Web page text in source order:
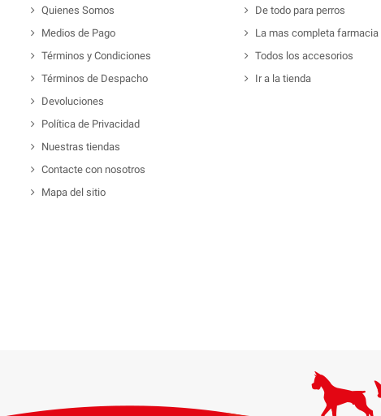
Quienes Somos
Medios de Pago
Términos y Condiciones
Términos de Despacho
Devoluciones
Política de Privacidad
Nuestras tiendas
Contacte con nosotros
Mapa del sitio
De todo para perros
La mas completa farmacia
Todos los accesorios
Ir a la tienda